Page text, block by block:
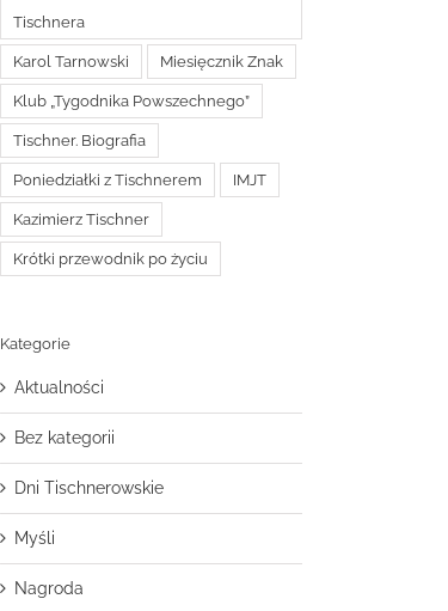
Tischnera
Karol Tarnowski Miesięcznik Znak
Klub „Tygodnika Powszechnego”
Tischner. Biografia
Poniedziałki z Tischnerem IMJT
Kazimierz Tischner
Krótki przewodnik po życiu
Kategorie
Aktualności
Bez kategorii
Dni Tischnerowskie
Myśli
Nagroda